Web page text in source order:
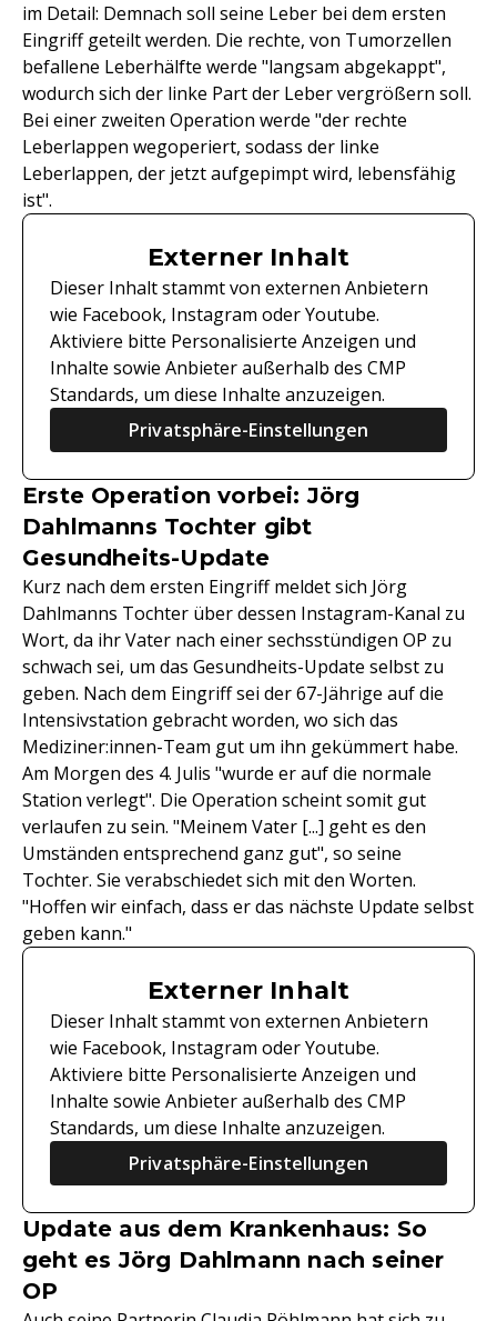
im Detail: Demnach soll seine Leber bei dem ersten
Eingriff geteilt werden. Die rechte, von Tumorzellen
befallene Leberhälfte werde "langsam abgekappt",
wodurch sich der linke Part der Leber vergrößern soll.
Bei einer zweiten Operation werde "der rechte
Leberlappen wegoperiert, sodass der linke
Leberlappen, der jetzt aufgepimpt wird, lebensfähig
ist".
Externer Inhalt
Dieser Inhalt stammt von externen Anbietern
wie Facebook, Instagram oder Youtube.
Aktiviere bitte Personalisierte Anzeigen und
Inhalte sowie Anbieter außerhalb des CMP
Standards, um diese Inhalte anzuzeigen.
Privatsphäre-Einstellungen
Erste Operation vorbei: Jörg
Dahlmanns Tochter gibt
Gesundheits-Update
Kurz nach dem ersten Eingriff meldet sich Jörg
Dahlmanns Tochter über dessen Instagram-Kanal zu
Wort, da ihr Vater nach einer sechsstündigen OP zu
schwach sei, um das Gesundheits-Update selbst zu
geben. Nach dem Eingriff sei der 67-Jährige auf die
Intensivstation gebracht worden, wo sich das
Mediziner:innen-Team gut um ihn gekümmert habe.
Am Morgen des 4. Julis "wurde er auf die normale
Station verlegt". Die Operation scheint somit gut
verlaufen zu sein. "Meinem Vater [...] geht es den
Umständen entsprechend ganz gut", so seine
Tochter. Sie verabschiedet sich mit den Worten.
"Hoffen wir einfach, dass er das nächste Update selbst
geben kann."
Externer Inhalt
Dieser Inhalt stammt von externen Anbietern
wie Facebook, Instagram oder Youtube.
Aktiviere bitte Personalisierte Anzeigen und
Inhalte sowie Anbieter außerhalb des CMP
Standards, um diese Inhalte anzuzeigen.
Privatsphäre-Einstellungen
Update aus dem Krankenhaus: So
geht es Jörg Dahlmann nach seiner
OP